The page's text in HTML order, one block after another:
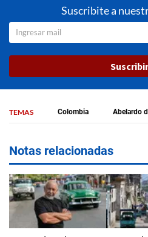
Suscribite a
TEMAS Colombia Abelardo
Notas relacionadas